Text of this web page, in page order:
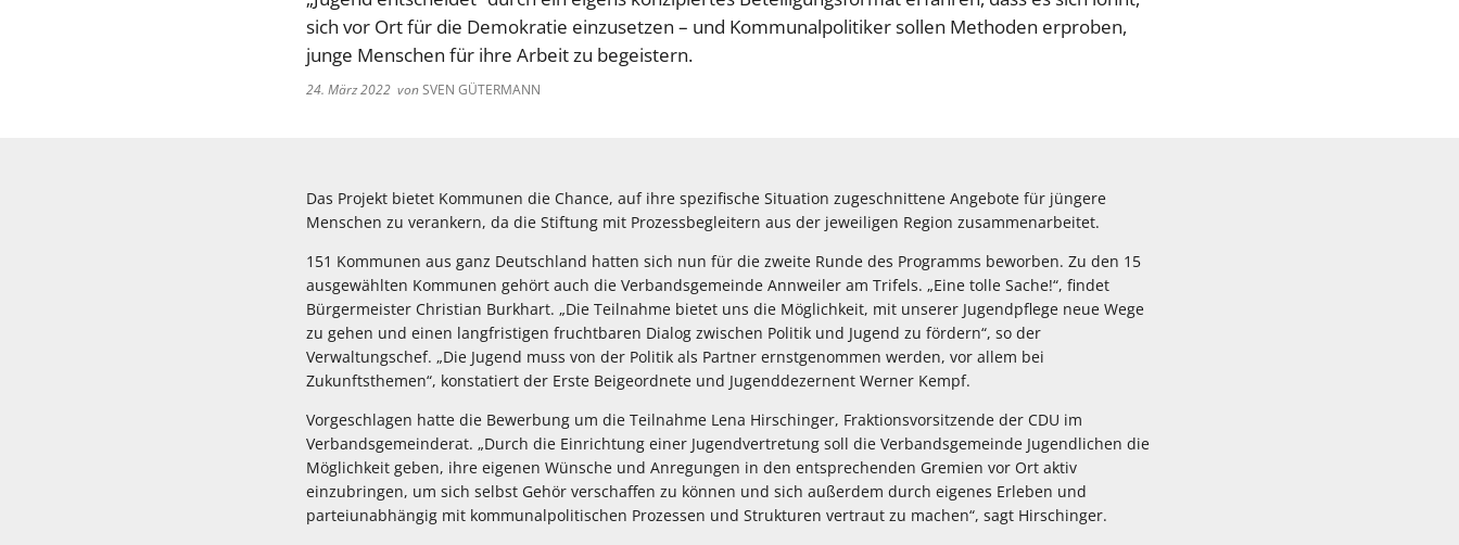
sich vor Ort für die Demokratie einzusetzen – und Kommunalpolitiker sollen Methoden erproben,
junge Menschen für ihre Arbeit zu begeistern.
24. März 2022 vonSVEN GÜTERMANN
Das Projekt bietet Kommunen die Chance, auf ihre spezifische Situation zugeschnittene Angebote für jüngere
Menschen zu verankern, da die Stiftung mit Prozessbegleitern aus der jeweiligen Region zusammenarbeitet.
151 Kommunen aus ganz Deutschland hatten sich nun für die zweite Runde des Programms beworben. Zu den 15
ausgewählten Kommunen gehört auch die Verbandsgemeinde Annweiler am Trifels. „Eine tolle Sache!“, findet
Bürgermeister Christian Burkhart. „Die Teilnahme bietet uns die Möglichkeit, mit unserer Jugendpflege neue Wege
zu gehen und einen langfristigen fruchtbaren Dialog zwischen Politik und Jugend zu fördern“, so der
Verwaltungschef. „Die Jugend muss von der Politik als Partner ernstgenommen werden, vor allem bei
Zukunftsthemen“, konstatiert der Erste Beigeordnete und Jugenddezernent Werner Kempf.
Vorgeschlagen hatte die Bewerbung um die Teilnahme Lena Hirschinger, Fraktionsvorsitzende der CDU im
Verbandsgemeinderat. „Durch die Einrichtung einer Jugendvertretung soll die Verbandsgemeinde Jugendlichen die
Möglichkeit geben, ihre eigenen Wünsche und Anregungen in den entsprechenden Gremien vor Ort aktiv
einzubringen, um sich selbst Gehör verschaffen zu können und sich außerdem durch eigenes Erleben und
parteiunabhängig mit kommunalpolitischen Prozessen und Strukturen vertraut zu machen“, sagt Hirschinger.